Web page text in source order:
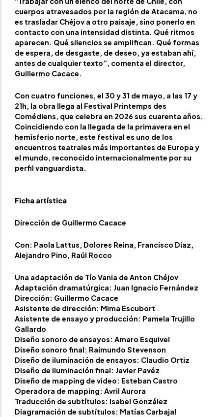
cuerpos atravesados por la región de Atacama, no
es trasladar Chéjov a otro paisaje, sino ponerlo en
contacto con una intensidad distinta. Qué ritmos
aparecen. Qué silencios se amplifican. Qué formas
de espera, de desgaste, de deseo, ya estaban ahí,
antes de cualquier texto”, comenta el director,
Guillermo Cacace.
Con cuatro funciones, el 30 y 31 de mayo, a las 17 y
21h, la obra llega al Festival Printemps des
Comédiens, que celebra en 2026 sus cuarenta años.
Coincidiendo con la llegada de la primavera en el
hemisferio norte, este festival es uno de los
encuentros teatrales más importantes de Europa y
el mundo, reconocido internacionalmente por su
perfil vanguardista.
Ficha artística
Dirección de Guillermo Cacace
Con: Paola Lattus, Dolores Reina, Francisco Díaz,
Alejandro Pino, Raúl Rocco
Una adaptación de Tío Vania de Anton Chéjov
Adaptación dramatúrgica: Juan Ignacio Fernández
Dirección: Guillermo Cacace
Asistente de dirección: Mima Escubort
Asistente de ensayo y producción: Pamela Trujillo
Gallardo
Diseño sonoro de ensayos: Amaro Esquivel
Diseño sonoro final: Raimundo Stevenson
Diseño de iluminación de ensayos: Claudio Ortiz
Diseño de iluminación final: Javier Pavéz
Diseño de mapping de video: Esteban Castro
Operadora de mapping: Avril Aurora
Traducción de subtítulos: Isabel González
Diagramación de subtítulos: Matías Carbajal